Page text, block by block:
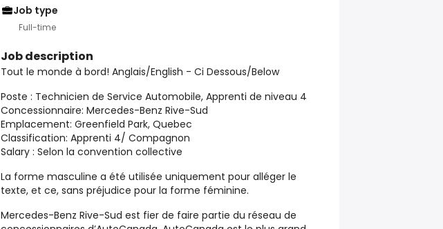
Job type
Full-time
Job description
Tout le monde à bord! Anglais/English - Ci Dessous/Below
Poste : Technicien de Service Automobile, Apprenti de niveau 4
Concessionnaire: Mercedes-Benz Rive-Sud
Emplacement: Greenfield Park, Quebec
Classification: Apprenti 4/ Compagnon
Salary : Selon la convention collective
La forme masculine a été utilisée uniquement pour alléger le
texte, et ce, sans préjudice pour la forme féminine.
Mercedes-Benz Rive-Sud est fier de faire partie du réseau de